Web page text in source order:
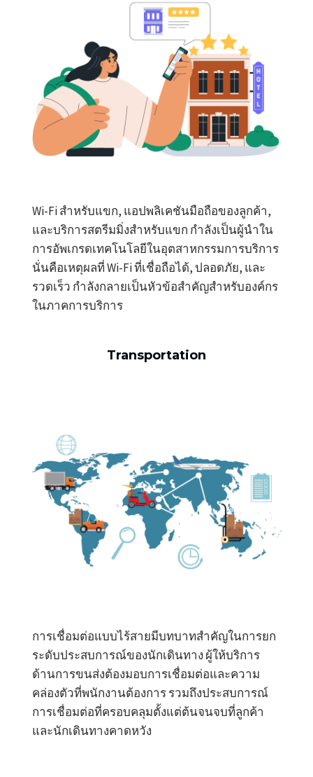
Wi-Fi สำหรับแขก, แอปพลิเคชันมือถือของลูกค้า,
และบริการสตรีมมิ่งสำหรับแขก กำลังเป็นผู้นำใน
การอัพเกรดเทคโนโลยีในอุตสาหกรรมการบริการ
นั่นคือเหตุผลที่ Wi-Fi ที่เชื่อถือได้, ปลอดภัย, และ
รวดเร็ว กำลังกลายเป็นหัวข้อสำคัญสำหรับองค์กร
ในภาคการบริการ
Transportation
การเชื่อมต่อแบบไร้สายมีบทบาทสำคัญในการยก
ระดับประสบการณ์ของนักเดินทาง ผู้ให้บริการ
ด้านการขนส่งต้องมอบการเชื่อมต่อและความ
คล่องตัวที่พนักงานต้องการ รวมถึงประสบการณ์
การเชื่อมต่อที่ครอบคลุมตั้งแต่ต้นจนจบที่ลูกค้า
และนักเดินทางคาดหวัง